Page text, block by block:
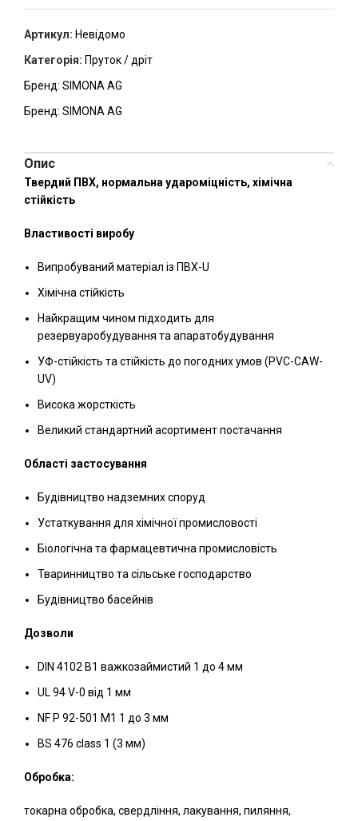
Артикул: Невідомо
Категорія: Пруток / дріт
Бренд: SIMONA AG
Бренд: SIMONA AG
Опис
Твердий ПВХ, нормальна удароміцність, хімічна
стійкість
Властивості виробу
Випробуваний матеріал із ПВХ-U
Хімічна стійкість
Найкращим чином підходить для
резервуаробудування та апаратобудування
УФ-стійкість та стійкість до погодних умов (PVC-CAW-
UV)
Висока жорсткість
Великий стандартний асортимент постачання
Області застосування
Будівництво надземних споруд
Устаткування для хімічної промисловості
Біологічна та фармацевтична промисловість
Тваринництво та сільське господарство
Будівництво басейнів
Дозволи
DIN 4102 B1 важкозаймистий 1 до 4 мм
UL 94 V-0 від 1 мм
NF P 92-501 M1 1 до 3 мм
BS 476 class 1 (3 мм)
Обробка:
токарна обробка, свердління, лакування, пиляння,